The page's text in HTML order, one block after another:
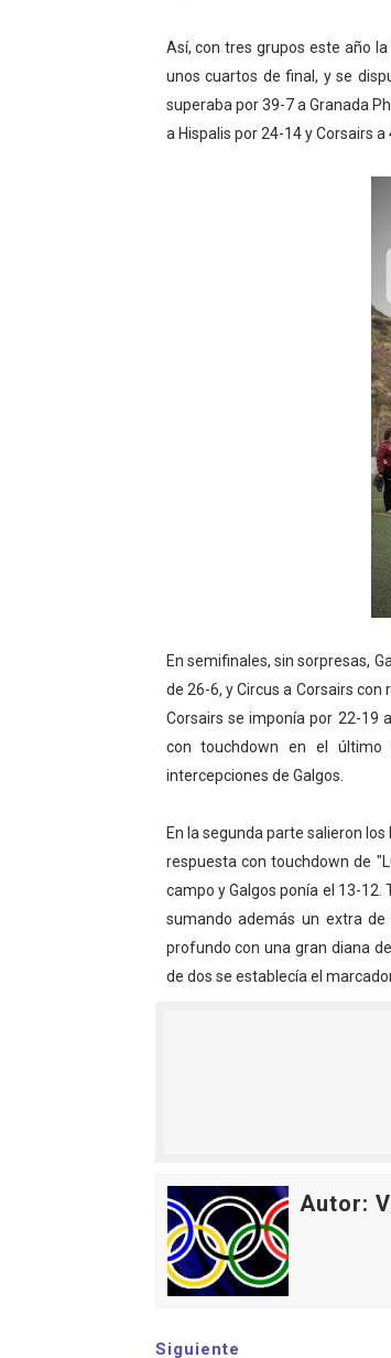
Así, con tres grupos este año
unos cuartos de final, y se
superaba por 39-7 a Granada
a Hispalis por 24-14 y Corsairs a
En semifinales, sin sorpresas,
de 26-6, y Circus a Corsairs
Corsairs se imponía por 22-19
con touchdown en el
intercepciones de Galgos.
En la segunda parte salieron
respuesta con touchdown de
campo y Galgos ponía el 13-
sumando además un extra
profundo con una gran diana
de dos se establecía el
Autor:
Siguiente